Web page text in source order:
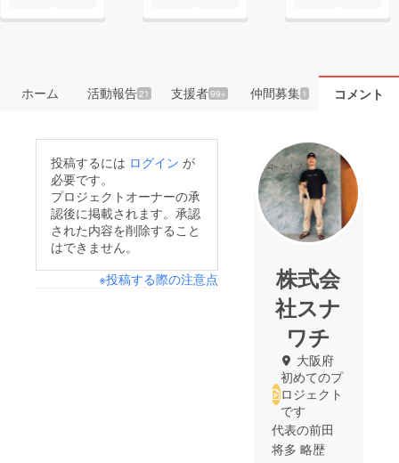
ホーム 活動報告21 支援者99+ 仲間募集 1 コメント
投稿するには ログイン が
必要です。
プロジェクトオーナーの承
認後に掲載されます。承認
された内容を削除すること
はできません。
※投稿する際の注意点
株式会
社スナ
ワチ
大阪府
初めてのプ
ロジェクト
です
代表の前田
将多 略歴